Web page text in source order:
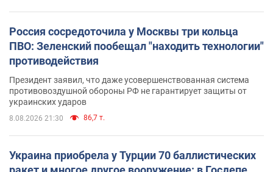
Россия сосредоточила у Москвы три кольца
ПВО: Зеленский пообещал "находить технологии"
противодействия
Президент заявил, что даже усовершенствованная система
противовоздушной обороны РФ не гарантирует защиты от
украинских ударов
8.08.2026 21:30 86,7 т.
Украина приобрела у Турции 70 баллистических